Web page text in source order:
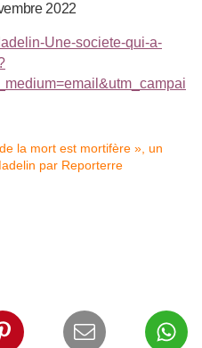
2022
Une-societe-qui-a-